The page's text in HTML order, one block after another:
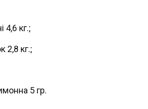
4,6 кг.;
2,8 кг.;
5 гр.